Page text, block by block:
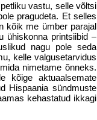
vastu, selle võltsi
pragudeta. Et selles
kõik me ümber parajal
ühiskonna printsiibid –
nagu pole seda
kelle valgusetarvidus
nimetame õnneks.
kõige aktuaalsemate
Hispaania sündmuste
kehastatud ikkagi